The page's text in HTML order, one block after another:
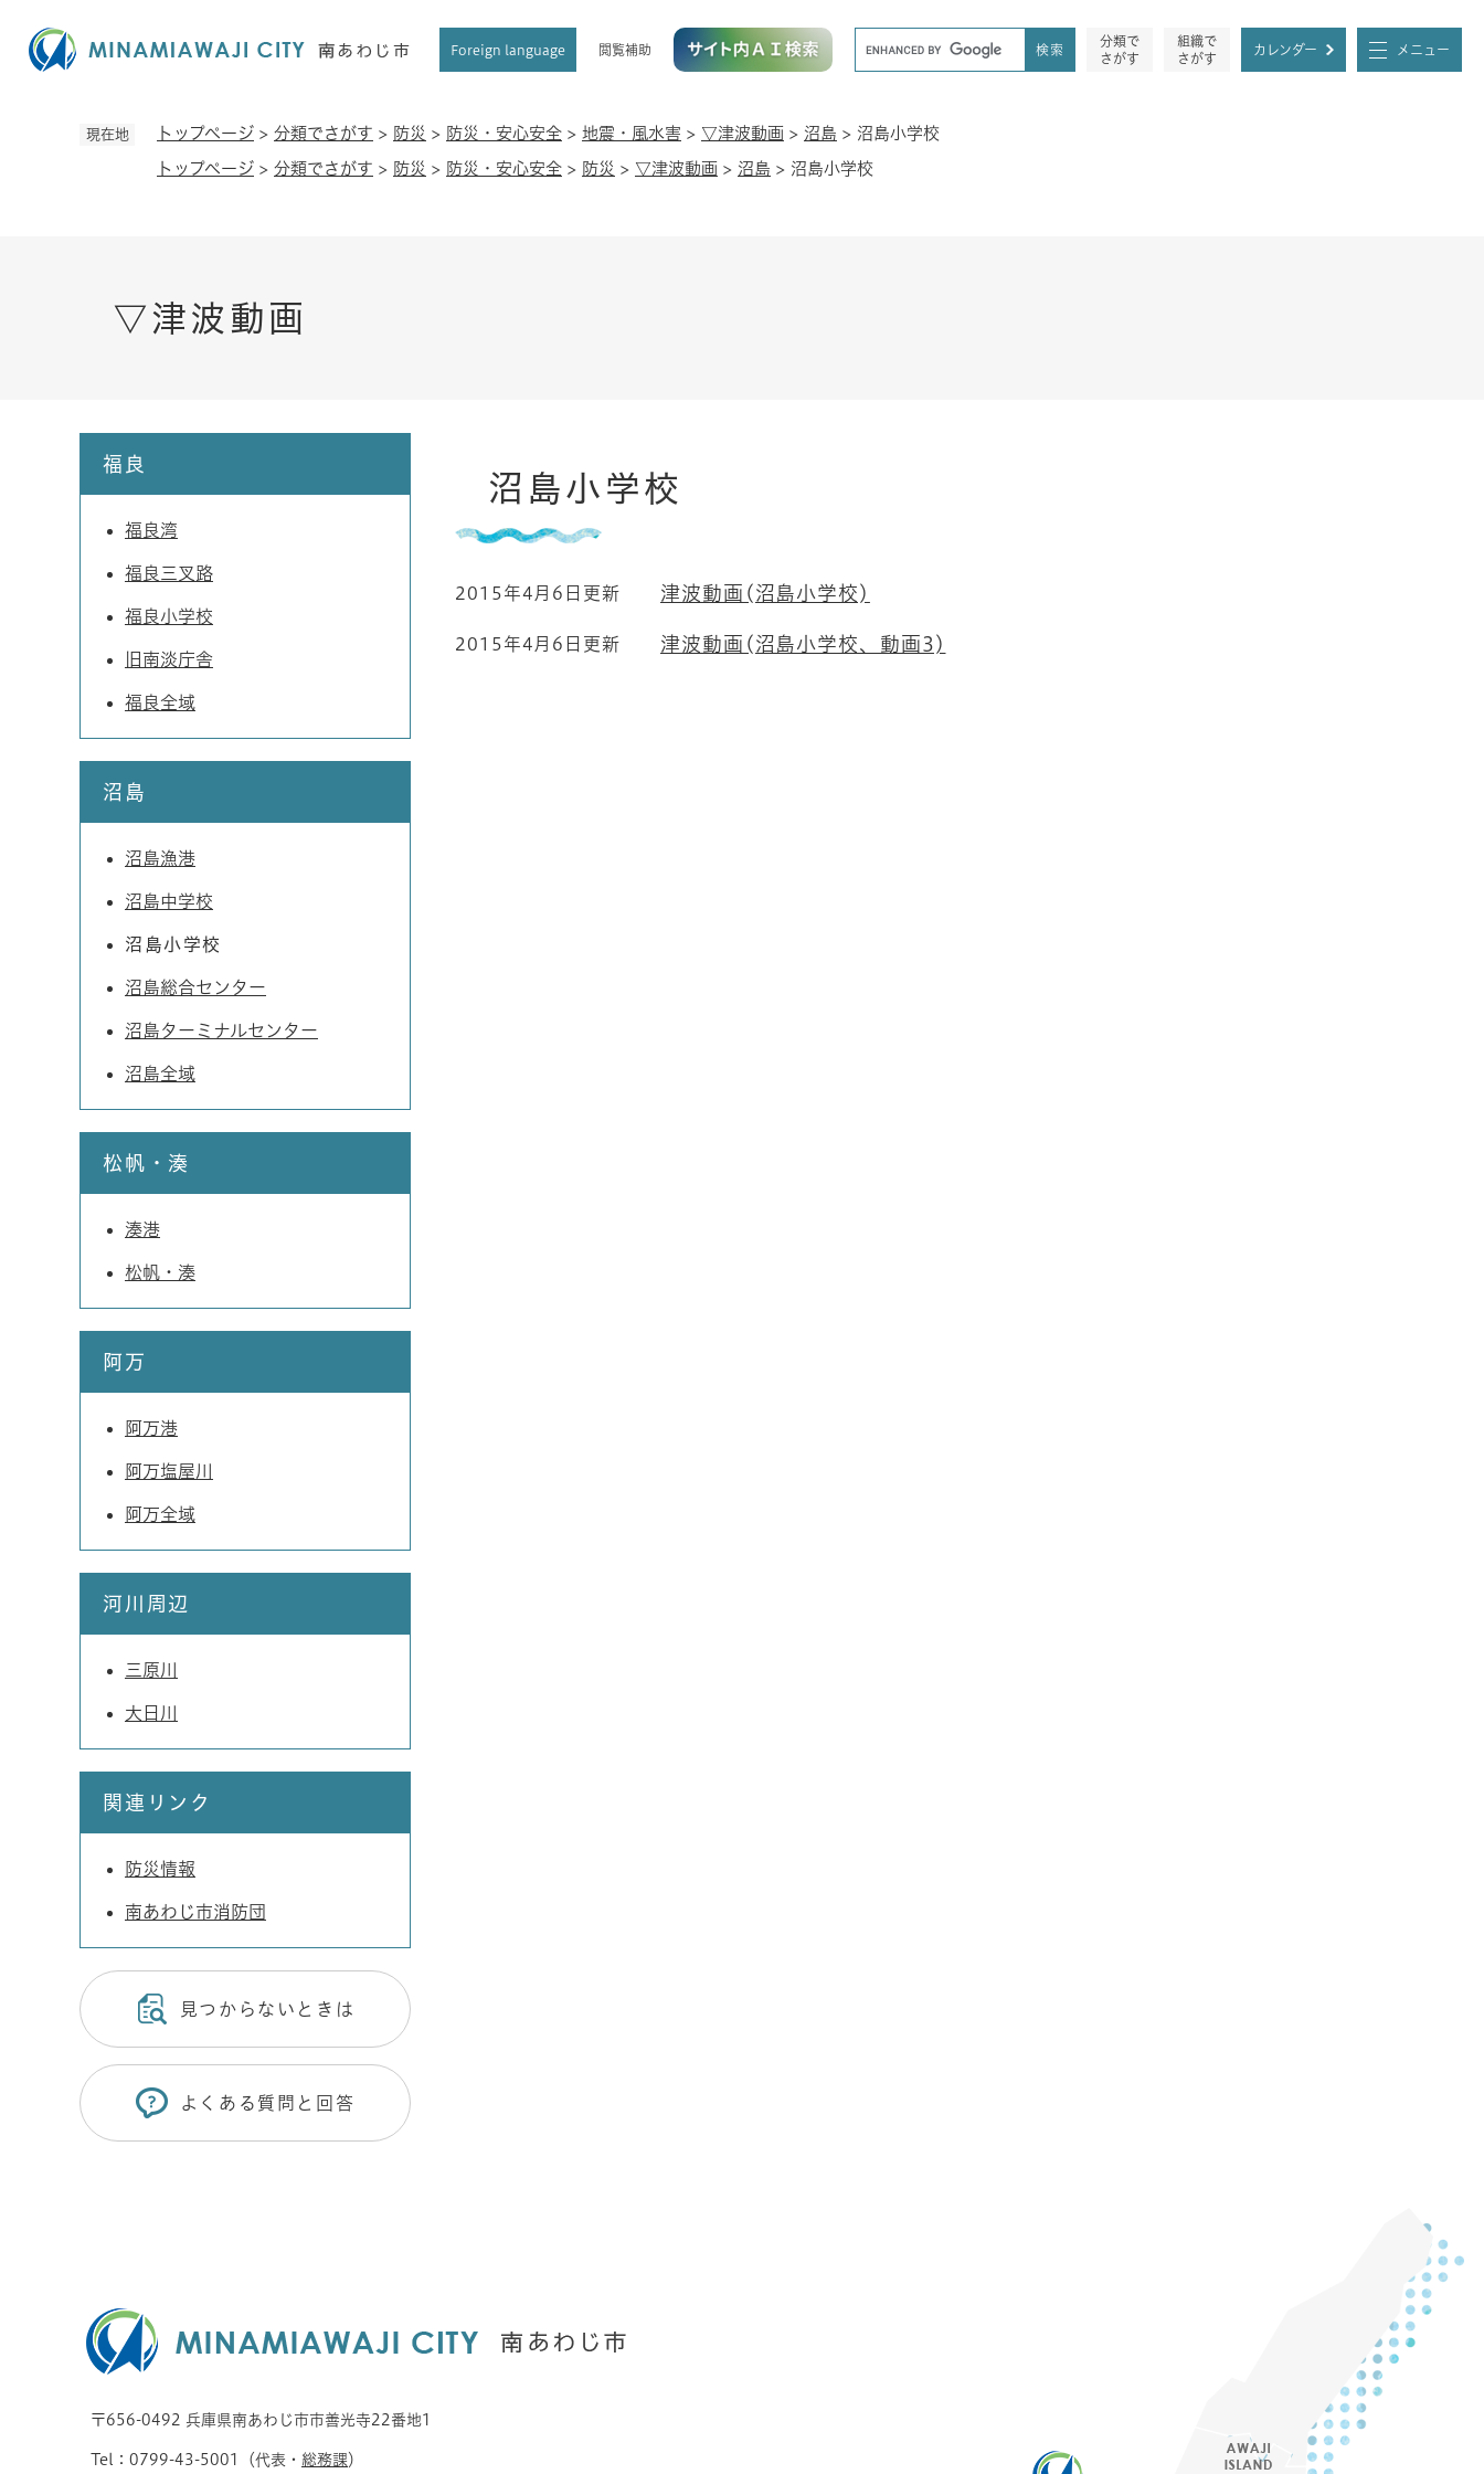
Foreign language 閲覧補助
ド
索
分類で
さがす
組織で
さがす
カレンダー メニュー
現在地 トップページ > 分類でさがす > 防災 > 防災・安心安全 > 地震・風水害 > ▽津波動画 > 沼島 > 沼島小学校
トップページ > 分類でさがす > 防災 > 防災・安心安全 > 防災 > ▽津波動画 > 沼島 > 沼島小学校
▽津波動画
沼島小学校
2015年4月6日更新 津波動画(沼島小学校)
2015年4月6日更新 津波動画(沼島小学校、動画3)
福良
福良湾
福良三叉路
福良小学校
旧南淡庁舎
福良全域
沼島
沼島漁港
沼島中学校
沼島小学校
沼島総合センター
沼島ターミナルセンター
沼島全域
松帆・湊
湊港
松帆・湊
阿万
阿万港
阿万塩屋川
阿万全域
河川周辺
三原川
大日川
関連リンク
防災情報
南あわじ市消防団
見つからないときは
よくある質問と回答
〒656-0492 兵庫県南あわじ市市善光寺22番地1
Tel：0799-43-5001（代表・ 総務課）